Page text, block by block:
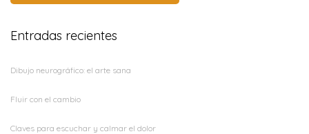
Entradas recientes
Dibujo neurográfico: el arte sana
Fluir con el cambio
Claves para escuchar y calmar el dolor